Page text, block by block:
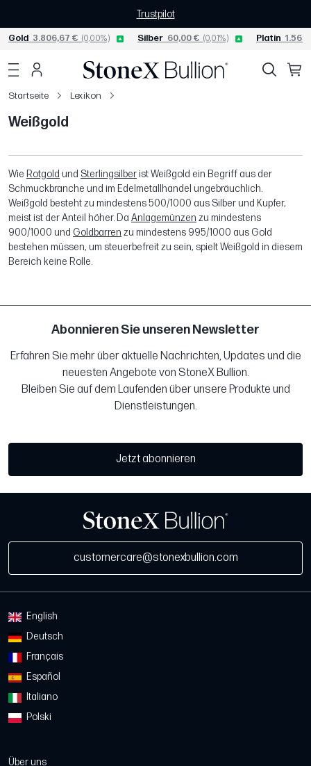
Trustpilot
Gold 3.806,67 € (0,00%) Silber 60,00 € (0,01%) Platin
Startseite Lexikon
Weißgold
Wie Rotgold und Sterlingsilberist Weißgold ein Begriff aus der
Schmuckbranche und im Edelmetallhandel ungebräuchlich.
Weißgold besteht zu mindestens 500/1000 aus Silber und Kupfer,
meist ist der Anteil höher. Da Anlagemünzen zu mindestens
900/1000 und Goldbarren zu mindestens 995/1000 aus Gold
bestehen müssen, um steuerbefreit zu sein, spielt Weißgold in diesem
Bereich keine Rolle.
Abonnieren Sie unseren Newsletter
Erfahren Sie mehr über aktuelle Nachrichten, Updates und die
neuesten Angebote von StoneX Bullion.
Bleiben Sie auf dem Laufenden über unsere Produkte und
Dienstleistungen.
Jetzt abonnieren
customercare@stonexbullion.com
English
Deutsch
Français
Español
Italiano
Polski
Über uns